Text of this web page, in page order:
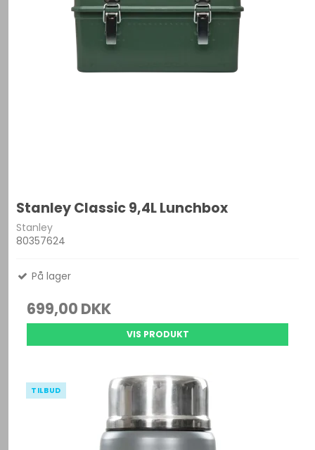
Stanley Classic 9,4L Lunchbox
Stanley
80357624
På lager
699,00 DKK
VIS PRODUKT
TILBUD